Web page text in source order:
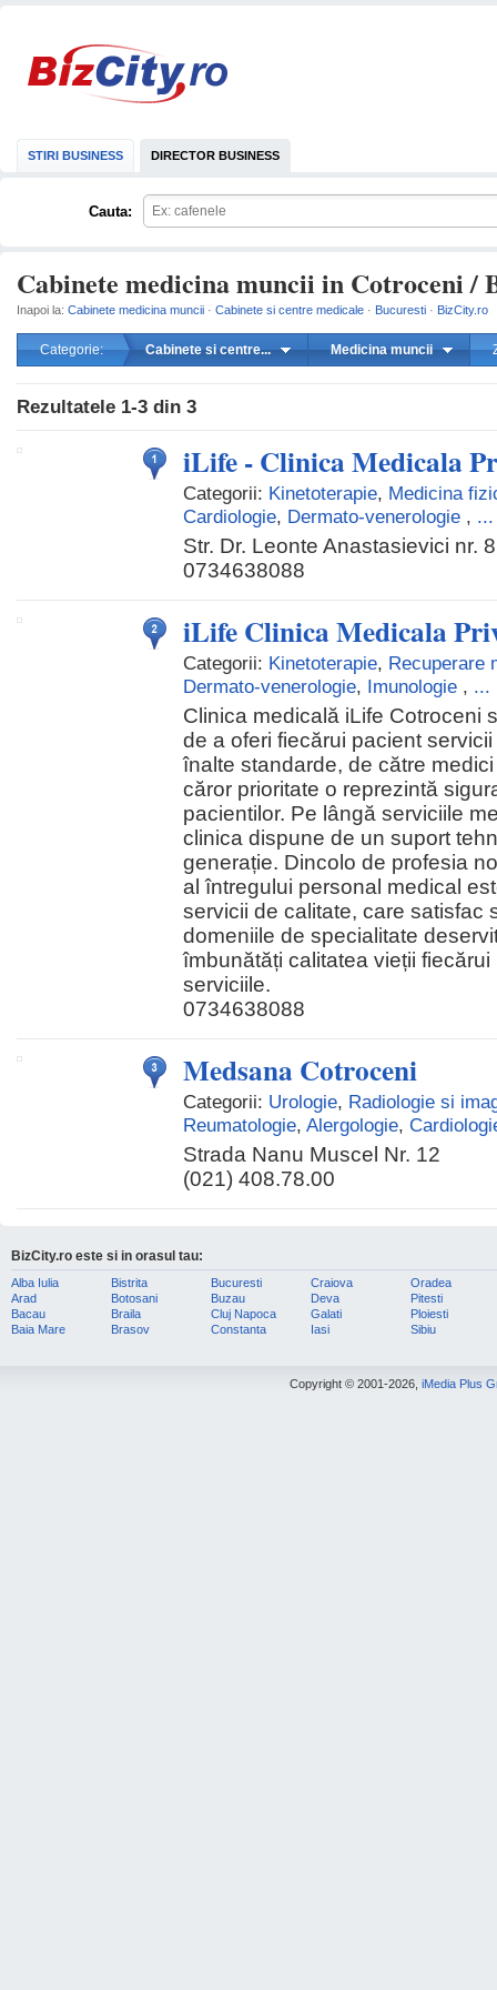
STIRI BUSINESS DIRECTOR BUSINESS
Cauta:
Cabinete medicina muncii in Cotroceni /
Inapoi la: Cabinete medicina muncii · Cabinete si centre medicale · Bucuresti · BizCity.ro
Categorie: Cabinete si centre... Medicina muncii
Rezultatele 1-3 din 3
iLife - Clinica Medicala
Categorii: Kinetoterapie, Medicina
Cardiologie, Dermato-venerologie , ...
Str. Dr. Leonte Anastasievici nr.
0734638088
iLife Clinica Medicala
Categorii: Kinetoterapie, Recuperare
Dermato-venerologie, Imunologie , ...
Clinica medicală iLife Cotroceni
de a oferi fiecărui pacient
înalte standarde, de către
căror prioritate o reprezintă
pacientilor. Pe lângă serviciile
clinica dispune de un suport
generație. Dincolo de profesia
al întregului personal medical
servicii de calitate, care satisfac
domeniile de specialitate
îmbunătăți calitatea vieții
serviciile.
0734638088
Medsana Cotroceni
Categorii: Urologie, Radiologie si
Reumatologie, Alergologie,
Strada Nanu Muscel Nr. 12
(021) 408.78.00
BizCity.ro este si in orasul tau:
Alba Iulia
Arad
Bacau
Baia Mare
Bistrita
Botosani
Braila
Brasov
Bucuresti
Buzau
Cluj Napoca
Constanta
Craiova
Deva
Galati
Iasi
Oradea
Pitesti
Ploiesti
Sibiu
Copyright © 2001-2026, iMedia Plus